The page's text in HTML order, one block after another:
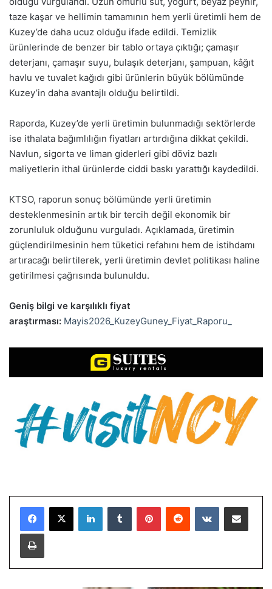
taze kaşar ve hellimin tamamının hem yerli üretimli hem de
Kuzey’de daha ucuz olduğu ifade edildi. Temizlik
ürünlerinde de benzer bir tablo ortaya çıktığı; çamaşır
deterjanı, çamaşır suyu, bulaşık deterjanı, şampuan, kâğıt
havlu ve tuvalet kağıdı gibi ürünlerin büyük bölümünde
Kuzey’in daha avantajlı olduğu belirtildi.
Raporda, Kuzey’de yerli üretimin bulunmadığı sektörlerde
ise ithalata bağımlılığın fiyatları artırdığına dikkat çekildi.
Navlun, sigorta ve liman giderleri gibi döviz bazlı
maliyetlerin ithal ürünlerde ciddi baskı yarattığı kaydedildi.
KTSO, raporun sonuç bölümünde yerli üretimin
desteklenmesinin artık bir tercih değil ekonomik bir
zorunluluk olduğunu vurguladı. Açıklamada, üretimin
güçlendirilmesinin hem tüketici refahını hem de istihdamı
artıracağı belirtilerek, yerli üretimin devlet politikası haline
getirilmesi çağrısında bulunuldu.
Geniş bilgi ve karşılıklı fiyat
araştırması: Mayis2026_KuzeyGuney_Fiyat_Raporu_
LinkedInTumblr PinterestReddit VKontakteE-Posta ile paylaş
Yazdır